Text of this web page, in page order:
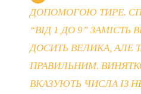
ДОПОМОГОЮ ТИРЕ.
“ВІД 1 ДО 9” ЗАМІСТЬ
ДОСИТЬ ВЕЛИКА, АЛЕ
ПРАВИЛЬНИМ.
ВКАЗУЮТЬ ЧИСЛА ІЗ